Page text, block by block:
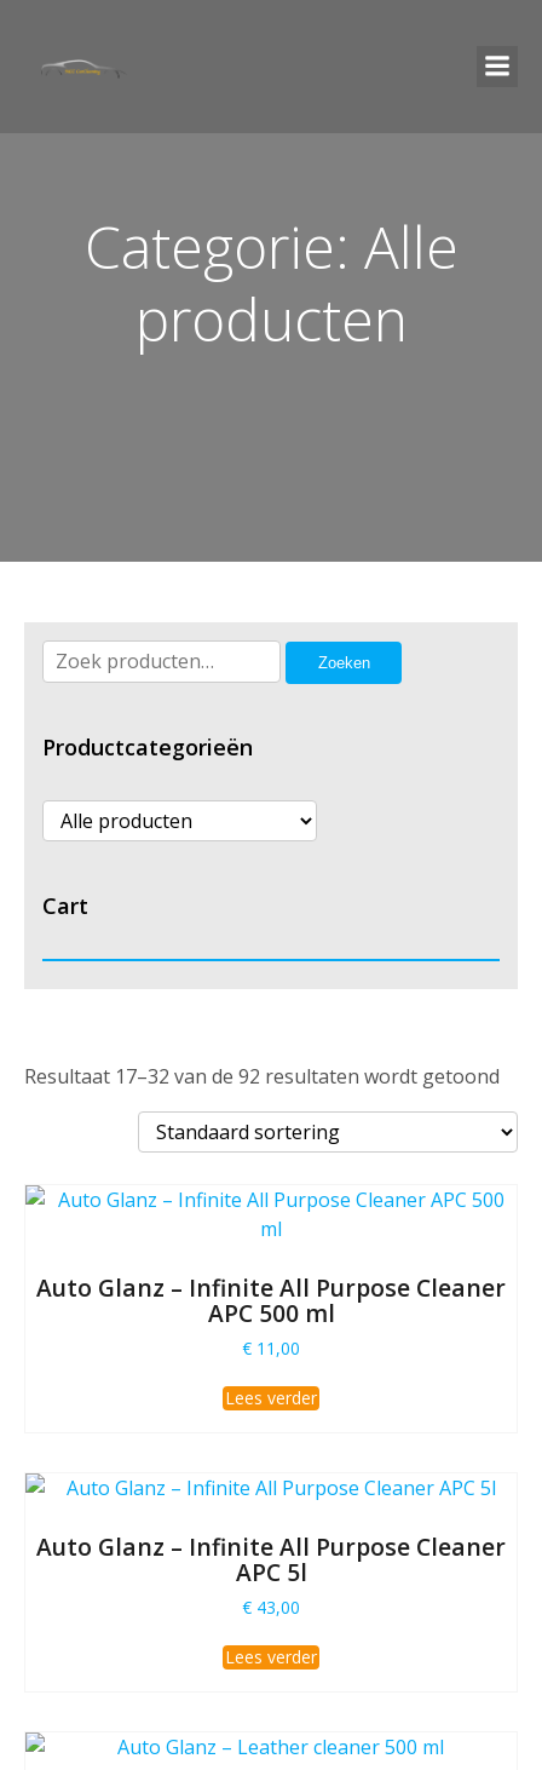
Categorie: Alle
producten
Zoeken
naar:
Zoeken
Productcategorieën
Cart
Resultaat 17–32 van de 92 resultaten wordt getoond
Auto Glanz – Infinite All Purpose Cleaner
APC 500 ml
€ 11,00
Lees verder
Auto Glanz – Infinite All Purpose Cleaner
APC 5l
€ 43,00
Lees verder